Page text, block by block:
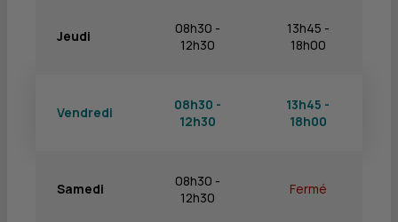
Jeudi
08h30 -
12h30
13h45 -
18h00
Vendredi
08h30 -
12h30
13h45 -
18h00
Samedi
08h30 -
12h30
Fermé